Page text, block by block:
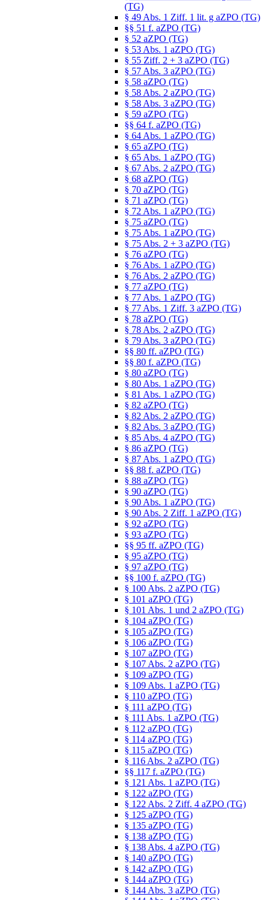
(TG)
§ 49 Abs. 1 Ziff. 1 lit. g aZPO (TG)
§§ 51 f. aZPO (TG)
§ 52 aZPO (TG)
§ 53 Abs. 1 aZPO (TG)
§ 55 Ziff. 2 + 3 aZPO (TG)
§ 57 Abs. 3 aZPO (TG)
§ 58 aZPO (TG)
§ 58 Abs. 2 aZPO (TG)
§ 58 Abs. 3 aZPO (TG)
§ 59 aZPO (TG)
§§ 64 f. aZPO (TG)
§ 64 Abs. 1 aZPO (TG)
§ 65 aZPO (TG)
§ 65 Abs. 1 aZPO (TG)
§ 67 Abs. 2 aZPO (TG)
§ 68 aZPO (TG)
§ 70 aZPO (TG)
§ 71 aZPO (TG)
§ 72 Abs. 1 aZPO (TG)
§ 75 aZPO (TG)
§ 75 Abs. 1 aZPO (TG)
§ 75 Abs. 2 + 3 aZPO (TG)
§ 76 aZPO (TG)
§ 76 Abs. 1 aZPO (TG)
§ 76 Abs. 2 aZPO (TG)
§ 77 aZPO (TG)
§ 77 Abs. 1 aZPO (TG)
§ 77 Abs. 1 Ziff. 3 aZPO (TG)
§ 78 aZPO (TG)
§ 78 Abs. 2 aZPO (TG)
§ 79 Abs. 3 aZPO (TG)
§§ 80 ff. aZPO (TG)
§§ 80 f. aZPO (TG)
§ 80 aZPO (TG)
§ 80 Abs. 1 aZPO (TG)
§ 81 Abs. 1 aZPO (TG)
§ 82 aZPO (TG)
§ 82 Abs. 2 aZPO (TG)
§ 82 Abs. 3 aZPO (TG)
§ 85 Abs. 4 aZPO (TG)
§ 86 aZPO (TG)
§ 87 Abs. 1 aZPO (TG)
§§ 88 f. aZPO (TG)
§ 88 aZPO (TG)
§ 90 aZPO (TG)
§ 90 Abs. 1 aZPO (TG)
§ 90 Abs. 2 Ziff. 1 aZPO (TG)
§ 92 aZPO (TG)
§ 93 aZPO (TG)
§§ 95 ff. aZPO (TG)
§ 95 aZPO (TG)
§ 97 aZPO (TG)
§§ 100 f. aZPO (TG)
§ 100 Abs. 2 aZPO (TG)
§ 101 aZPO (TG)
§ 101 Abs. 1 und 2 aZPO (TG)
§ 104 aZPO (TG)
§ 105 aZPO (TG)
§ 106 aZPO (TG)
§ 107 aZPO (TG)
§ 107 Abs. 2 aZPO (TG)
§ 109 aZPO (TG)
§ 109 Abs. 1 aZPO (TG)
§ 110 aZPO (TG)
§ 111 aZPO (TG)
§ 111 Abs. 1 aZPO (TG)
§ 112 aZPO (TG)
§ 114 aZPO (TG)
§ 115 aZPO (TG)
§ 116 Abs. 2 aZPO (TG)
§§ 117 f. aZPO (TG)
§ 121 Abs. 1 aZPO (TG)
§ 122 aZPO (TG)
§ 122 Abs. 2 Ziff. 4 aZPO (TG)
§ 125 aZPO (TG)
§ 135 aZPO (TG)
§ 138 aZPO (TG)
§ 138 Abs. 4 aZPO (TG)
§ 140 aZPO (TG)
§ 142 aZPO (TG)
§ 144 aZPO (TG)
§ 144 Abs. 3 aZPO (TG)